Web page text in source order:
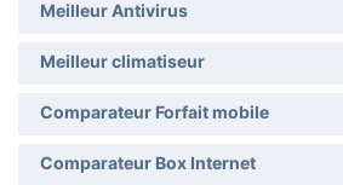
Meilleur Antivirus
Meilleur climatiseur
Comparateur Forfait mobile
Comparateur Box Internet